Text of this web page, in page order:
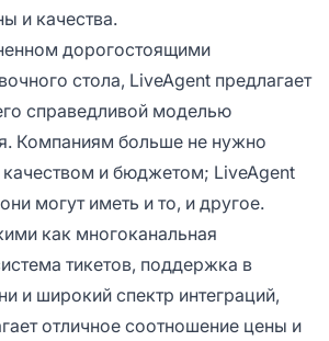
и качества.
дорогостоящими
стола, LiveAgent предлагает
справедливой моделью
Компаниям больше не нужно
и бюджетом; LiveAgent
могут иметь и то, и другое.
как многоканальная
тикетов, поддержка в
и широкий спектр интеграций,
отличное соотношение цены и